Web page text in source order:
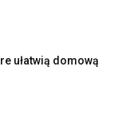
ułatwią domową